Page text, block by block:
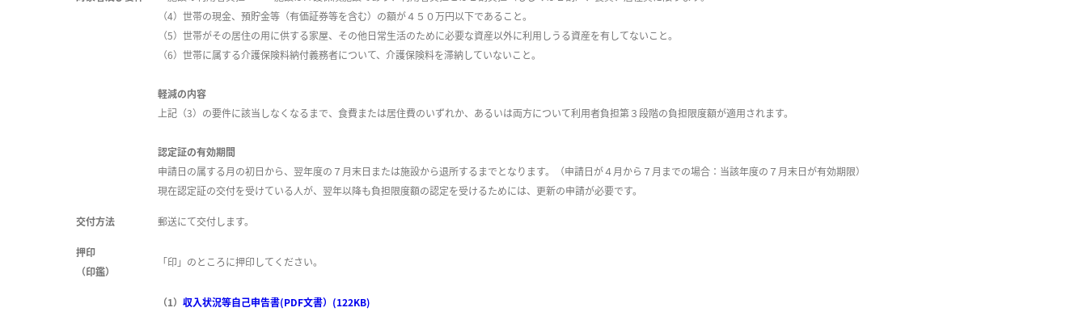
（4）世帯の現金、預貯金等（有価証券等を含む）の額が４５０万円以下であること。
（5） 世帯がその居住の用に供する家屋、その他日常生活のために必要な資産以外に利用しうる資産を有してないこと。
（6） 世帯に属する介護保険料納付義務者について、介護保険料を滞納していないこと。
軽減の内容
上記（3）の要件に該当しなくなるまで、食費または居住費のいずれか、あるいは両方について利用者負担第３段階の負担限度額が適用されます。
認定証の有効期間
申請日の属する月の初日から、翌年度の７ 月末日または施設から退所するまでとなります。（申請日が４月から７月までの場合：当該年度の７月末日が有効期限）
現在認定証の交付を受けている人が、翌年以降も負担限度額の認定を受けるためには、更新の申請が必要です。
交付方法 郵送にて交付します。
押印
（印鑑）
「印」のところに押印してください。
（1） 収入状況等自己申告書(PDF文書）(122KB)